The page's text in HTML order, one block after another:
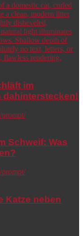
im
dahinterstecken!
Schweif: Was
Katze neben